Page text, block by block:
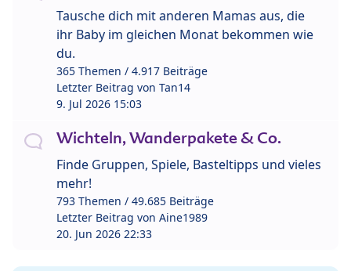
Tausche dich mit anderen Mamas aus, die
ihr Baby im gleichen Monat bekommen wie
du.
365 Themen / 4.917 Beiträge
Letzter Beitrag von Tan14
9. Jul 2026 15:03
Wichteln, Wanderpakete & Co.
Finde Gruppen, Spiele, Basteltipps und vieles
mehr!
793 Themen / 49.685 Beiträge
Letzter Beitrag von Aine1989
20. Jun 2026 22:33